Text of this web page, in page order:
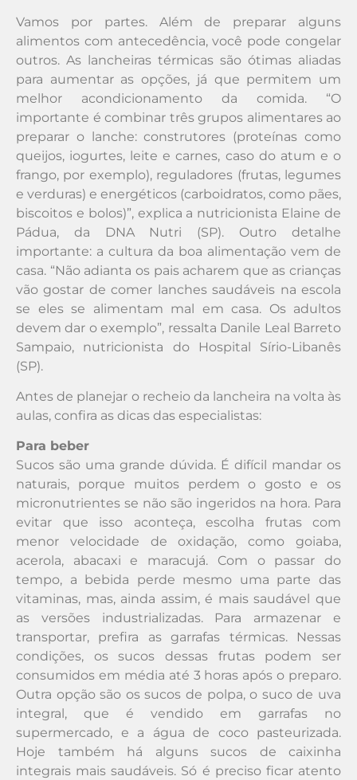
Vamos por partes. Além de preparar alguns
alimentos com antecedência, você pode congelar
outros. As lancheiras térmicas são ótimas aliadas
para aumentar as opções, já que permitem um
melhor acondicionamento da comida. “O
importante é combinar três grupos alimentares ao
preparar o lanche: construtores (proteínas como
queijos, iogurtes, leite e carnes, caso do atum e o
frango, por exemplo), reguladores (frutas, legumes
e verduras) e energéticos (carboidratos, como pães,
biscoitos e bolos)”, explica a nutricionista Elaine de
Pádua, da DNA Nutri (SP). Outro detalhe
importante: a cultura da boa alimentação vem de
casa. “Não adianta os pais acharem que as crianças
vão gostar de comer lanches saudáveis na escola
se eles se alimentam mal em casa. Os adultos
devem dar o exemplo”, ressalta Danile Leal Barreto
Sampaio, nutricionista do Hospital Sírio-Libanês
(SP).
Antes de planejar o recheio da lancheira na volta às
aulas, confira as dicas das especialistas:
Para beber
Sucos são uma grande dúvida. É difícil mandar os
naturais, porque muitos perdem o gosto e os
micronutrientes se não são ingeridos na hora. Para
evitar que isso aconteça, escolha frutas com
menor velocidade de oxidação, como goiaba,
acerola, abacaxi e maracujá. Com o passar do
tempo, a bebida perde mesmo uma parte das
vitaminas, mas, ainda assim, é mais saudável que
as versões industrializadas. Para armazenar e
transportar, prefira as garrafas térmicas. Nessas
condições, os sucos dessas frutas podem ser
consumidos em média até 3 horas após o preparo.
Outra opção são os sucos de polpa, o suco de uva
integral, que é vendido em garrafas no
supermercado, e a água de coco pasteurizada.
Hoje também há alguns sucos de caixinha
integrais mais saudáveis. Só é preciso ficar atento